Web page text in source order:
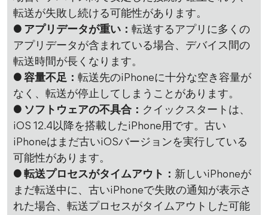
転送が失敗し続ける可能性があります。
● アプリデータが重い： 転送するアプリに多くの
アプリデータが含まれている場合、デバイス間の
転送時間が長くなります。
● 容量不足 ： 転送先のiPhoneに十分な空き容量が
なく、転送が停止してしまうことがあります。
● ソフトウェアの不具合： クイックスタートは、
iOS 12.4以降を搭載したiPhone用です。古い
iPhoneはまだ古いiOSバージョンを実行している
可能性があります。
● 転送プロセスがタイムアウト： 新しいiPhoneが
まだ転送中に、古いiPhoneで失敗の通知が表示さ
れた場合、転送プロセスがタイムアウトした可能